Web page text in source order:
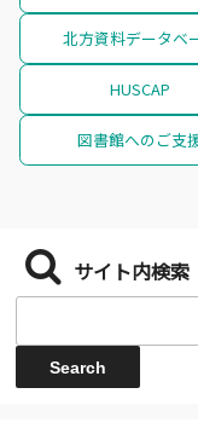
北方資料データベ
HUSCAP
図書館へのご支
サイト内検索